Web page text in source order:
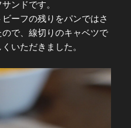
ンドです。
ーフの残りをパンではさ
で、線切りのキャベツで
いただきました。